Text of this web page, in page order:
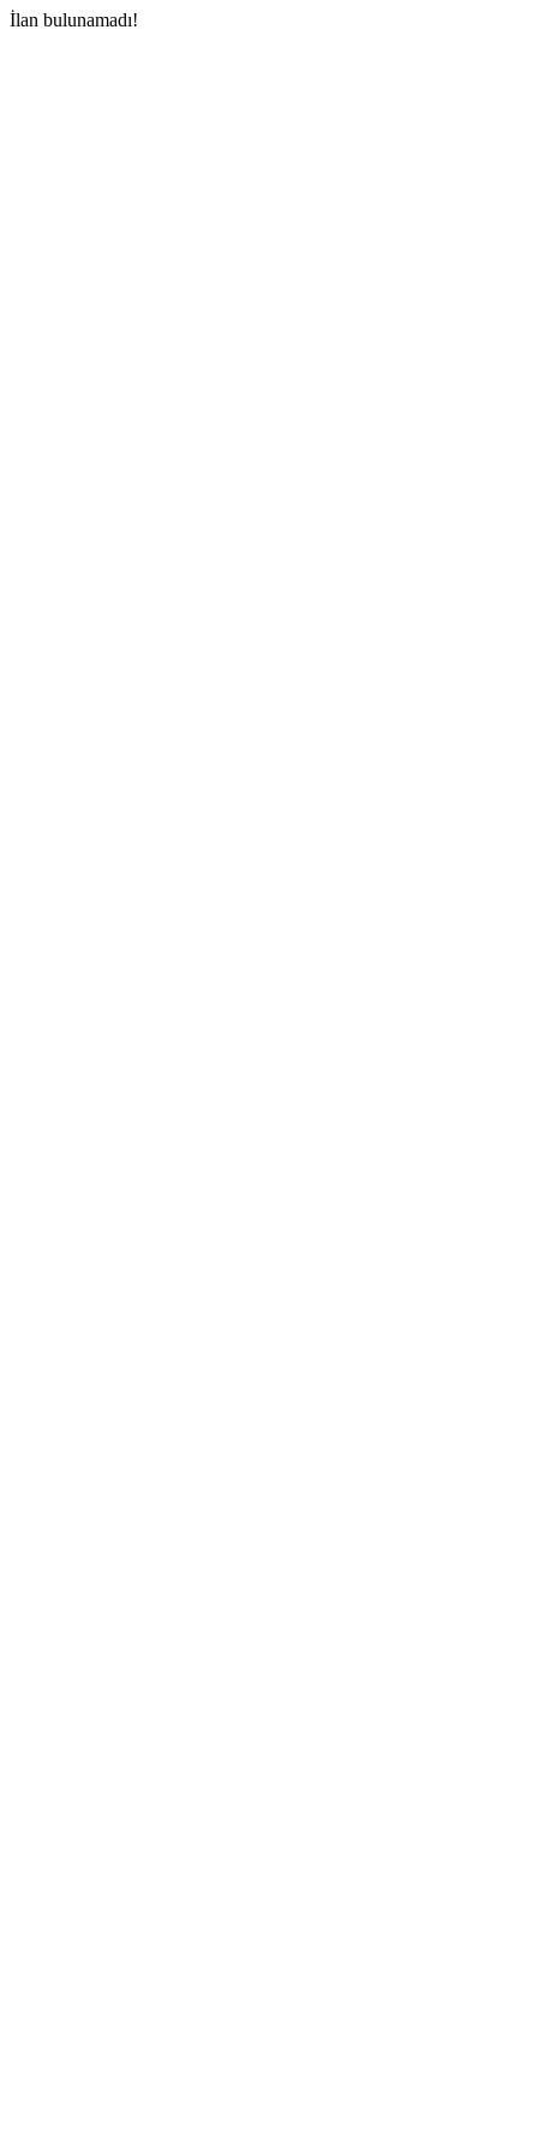
İlan bulunamadı!